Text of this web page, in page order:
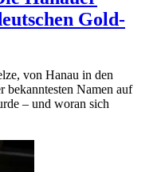
Gold-
von Hanau in den
bekanntesten Namen auf
– und woran sich